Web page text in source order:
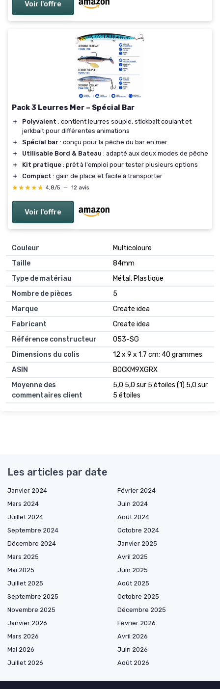
Voir l'offre
Pack 3 Leurres Mer – Spécial Bar
＋ Polyvalent : contient leurres souple, stickbait coulant et
jerkbait pour différentes animations
＋
Spécial bar : conçu pour la pêche du bar en mer
＋
Utilisable Bord & Bateau : adapté aux deux modes de pêche
＋
Kit pratique : prêt à l'emploi pour tester plusieurs options
＋
Compact : gain de place et facile à transporter
★★★★★
★★★★★ 4,8/5 — 12 avis
Voir l'offre
Couleur
‎Multicoloure
Taille
‎84mm
Type de matériau
‎Métal, Plastique
Nombre de pièces
‎5
Marque
‎Create idea
Fabricant
‎Create idea
Référence constructeur
‎053-SG
Dimensions du colis
‎12 x 9 x 1,7 cm; 40 grammes
ASIN
‎B0CKM9XGRX
Moyenne des
commentaires client
5,0 5,0 sur 5 étoiles (1) 5,0 sur
5 étoiles
Les articles par date
Janvier 2024
Février 2024
Mars 2024
Juin 2024
Juillet 2024
Août 2024
Septembre 2024
Octobre 2024
Décembre 2024
Janvier 2025
Mars 2025
Avril 2025
Mai 2025
Juin 2025
Juillet 2025
Août 2025
Septembre 2025
Octobre 2025
Novembre 2025
Décembre 2025
Janvier 2026
Février 2026
Mars 2026
Avril 2026
Mai 2026
Juin 2026
Juillet 2026
Août 2026